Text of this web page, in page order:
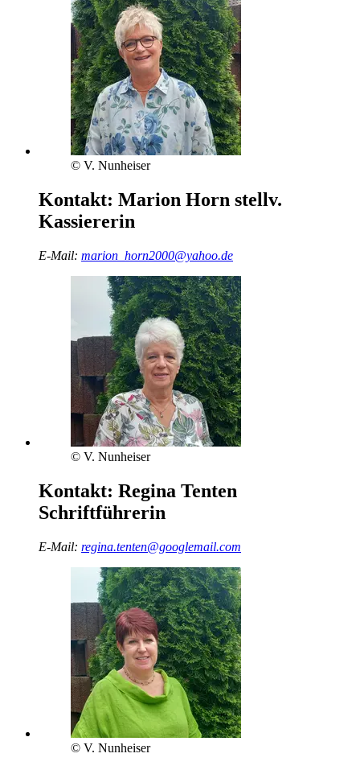
© V. Nunheiser
Kontakt: Marion Horn stellv.
Kassiererin
E-Mail: marion_horn2000@yahoo.de
© V. Nunheiser
Kontakt: Regina Tenten
Schriftführerin
E-Mail: regina.tenten@googlemail.com
© V. Nunheiser